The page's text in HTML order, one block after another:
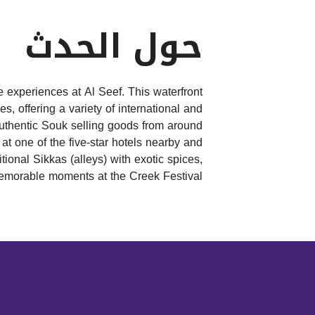
حول الحدث
at Al Seef. This waterfront
offering a variety of international and
Souk selling goods from around
one of the five-star hotels nearby and
Sikkas (alleys) with exotic spices,
moments at the Creek Festival.